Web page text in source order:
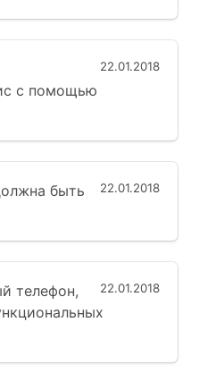
22.01.2018
с помощью
22.01.2018
быть
22.01.2018
телефон,